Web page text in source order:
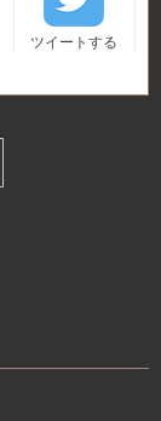
ツイートする